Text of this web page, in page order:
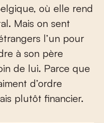
où elle rend
Mais on sent
l’un pour
à son père
de lui. Parce que
d’ordre
plutôt financier.